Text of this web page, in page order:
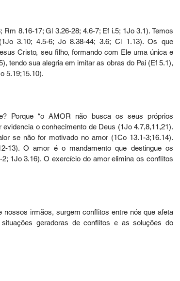
8.16-17; Gl 3.26-28; 4.6-7; Ef i.5; 1Jo 3.1). Temos
3.10; 4.5-6; Jo 8.38-44; 3.6; Cl 1.13). Os que
Cristo, seu filho, formando com Ele uma única e
tendo sua alegria em imitar as obras do Pai (Ef 5.1),
5.19;15.10).
Porque “o AMOR não busca os seus próprios
o conhecimento de Deus (1Jo 4.7,8,11,21).
se não for motivado no amor (1Co 13.1-3;16.14).
13). O amor é o mandamento que destingue os
1Jo 3.16). O exercício do amor elimina os conflitos
nossos irmãos, surgem conflitos entre nós que afeta
geradoras de conflitos e as soluções do